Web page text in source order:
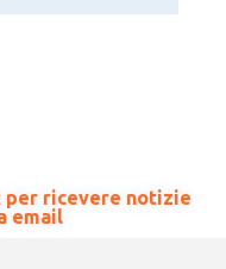
ricevere notizie
email